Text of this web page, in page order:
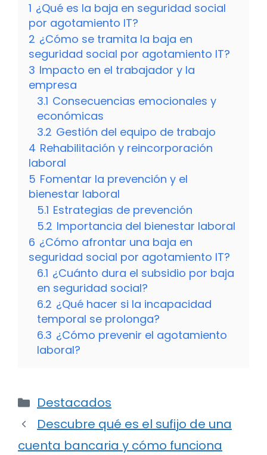
1 ¿Qué es la baja en seguridad social
por agotamiento IT?
2 ¿Cómo se tramita la baja en
seguridad social por agotamiento IT?
3 Impacto en el trabajador y la
empresa
3.1 Consecuencias emocionales y
económicas
3.2 Gestión del equipo de trabajo
4 Rehabilitación y reincorporación
laboral
5 Fomentar la prevención y el
bienestar laboral
5.1 Estrategias de prevención
5.2 Importancia del bienestar laboral
6 ¿Cómo afrontar una baja en
seguridad social por agotamiento IT?
6.1 ¿Cuánto dura el subsidio por baja
en seguridad social?
6.2 ¿Qué hacer si la incapacidad
temporal se prolonga?
6.3 ¿Cómo prevenir el agotamiento
laboral?
Categorías
Destacados
Descubre qué es el sufijo de una
cuenta bancaria y cómo funciona